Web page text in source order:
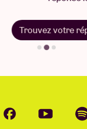
Trouvez votre réponse